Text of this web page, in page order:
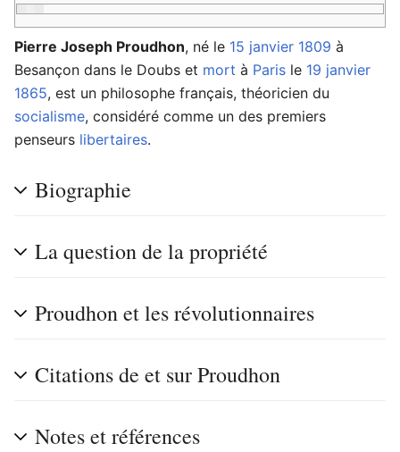
Pierre Joseph Proudhon, né le 15 janvier 1809 à
Besançon dans le Doubs et mort à Paris le 19 janvier
1865, est un philosophe français, théoricien du
socialisme, considéré comme un des premiers
penseurs libertaires.
Biographie
La question de la propriété
Proudhon et les révolutionnaires
Citations de et sur Proudhon
Notes et références